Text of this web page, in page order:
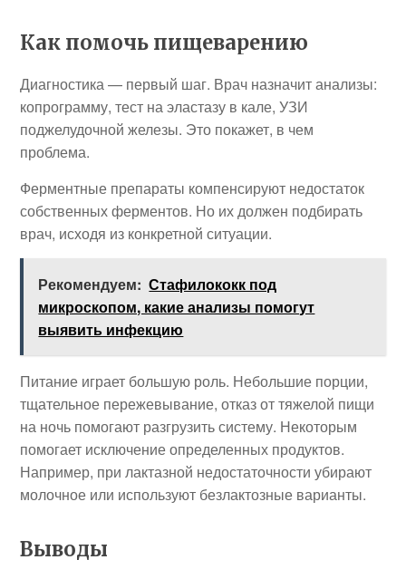
Как помочь пищеварению
Диагностика — первый шаг. Врач назначит анализы:
копрограмму, тест на эластазу в кале, УЗИ
поджелудочной железы. Это покажет, в чем
проблема.
Ферментные препараты компенсируют недостаток
собственных ферментов. Но их должен подбирать
врач, исходя из конкретной ситуации.
Рекомендуем: Стафилококк под
микроскопом, какие анализы помогут
выявить инфекцию
Питание играет большую роль. Небольшие порции,
тщательное пережевывание, отказ от тяжелой пищи
на ночь помогают разгрузить систему. Некоторым
помогает исключение определенных продуктов.
Например, при лактазной недостаточности убирают
молочное или используют безлактозные варианты.
Выводы